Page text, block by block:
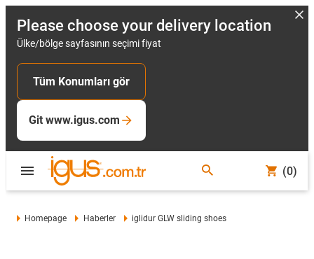
Please choose your delivery location
Ülke/bölge sayfasının seçimi fiyat
Tüm Konumları gör
Git www.igus.com
(0)
Homepage Haberler iglidur GLW sliding shoes